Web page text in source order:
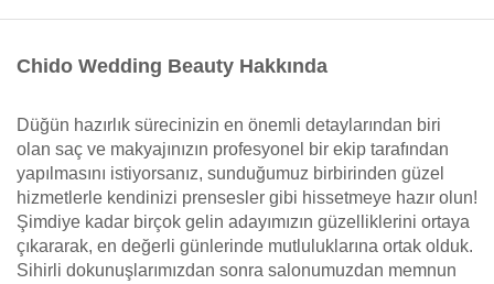
Chido Wedding Beauty Hakkında
Düğün hazırlık sürecinizin en önemli detaylarından biri
olan saç ve makyajınızın profesyonel bir ekip tarafından
yapılmasını istiyorsanız, sunduğumuz birbirinden güzel
hizmetlerle kendinizi prensesler gibi hissetmeye hazır olun!
Şimdiye kadar birçok gelin adayımızın güzelliklerini ortaya
çıkararak, en değerli günlerinde mutluluklarına ortak olduk.
Sihirli dokunuşlarımızdan sonra salonumuzdan memnun